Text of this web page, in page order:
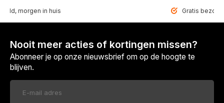
morgen in huis Gratis
Nooit meer acties of kortingen missen?
Abonneer je op onze nieuwsbrief om op de hoogte te
blijven.